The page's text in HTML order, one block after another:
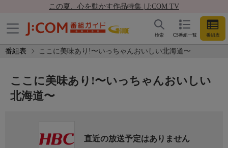
この夏、心を動かす作品特集 | J:COM TV
CS番組一覧 番組表
検索
番組表 ここに美味あり!〜いっちゃんおいしい北海道〜
ここに美味あり!〜いっちゃんおいしい
北海道〜
直近の放送予定はありません